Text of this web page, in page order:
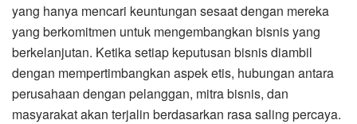
yang hanya mencari keuntungan sesaat dengan mereka
yang berkomitmen untuk mengembangkan bisnis yang
berkelanjutan. Ketika setiap keputusan bisnis diambil
dengan mempertimbangkan aspek etis, hubungan antara
perusahaan dengan pelanggan, mitra bisnis, dan
masyarakat akan terjalin berdasarkan rasa saling percaya.